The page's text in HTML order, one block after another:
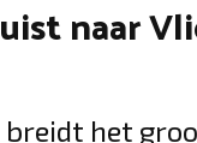
naar
breidt het